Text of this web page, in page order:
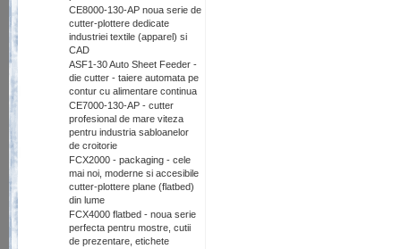
CE8000-130-AP noua serie de
cutter-plottere dedicate
industriei textile (apparel) si
CAD
ASF1-30 Auto Sheet Feeder -
die cutter - taiere automata pe
contur cu alimentare continua
CE7000-130-AP - cutter
profesional de mare viteza
pentru industria sabloanelor
de croitorie
FCX2000 - packaging - cele
mai noi, moderne si accesibile
cutter-plottere plane (flatbed)
din lume
FCX4000 flatbed - noua serie
perfecta pentru mostre, cutii
de prezentare, etichete